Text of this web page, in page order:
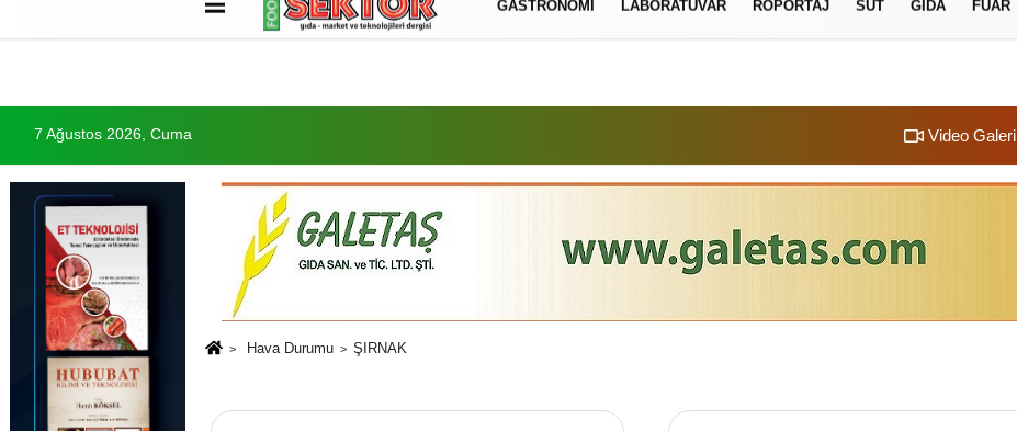
İletişim Çerez Politikası
GASTRONOMI LABORATUVAR RÖPORTAJ SÜT GIDA FUAR
7 Ağustos 2026, Cuma Video Galeri
Hava Durumu ŞIRNAK